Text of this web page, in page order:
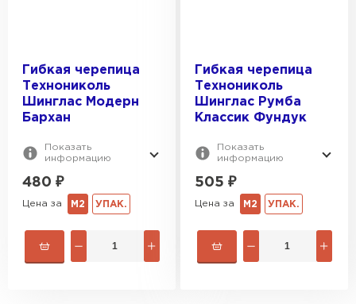
Гибкая черепица
Технониколь
Шинглас Модерн
Бархан
Показать
информацию
480 ₽
Цена за М2 УПАК.
Гибкая черепица
Технониколь
Шинглас Румба
Классик Фундук
Показать
информацию
505 ₽
Цена за М2 УПАК.